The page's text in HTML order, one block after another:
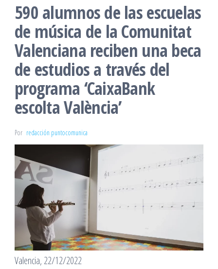
590 alumnos de las escuelas
de música de la Comunitat
Valenciana reciben una beca
de estudios a través del
programa ‘CaixaBank
escolta València’
Por redacción puntocomunica
Valencia, 22/12/2022